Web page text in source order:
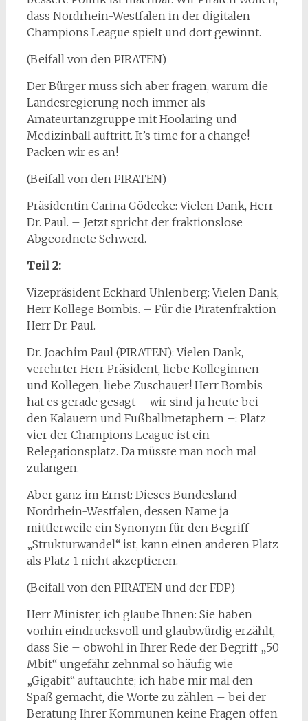
dass Nordrhein-Westfalen in der digitalen
Champions League spielt und dort gewinnt.
(Beifall von den PIRATEN)
Der Bürger muss sich aber fragen, warum die
Landesregierung noch immer als
Amateurtanzgruppe mit Hoolaring und
Medizinball auftritt. It’s time for a change!
Packen wir es an!
(Beifall von den PIRATEN)
Präsidentin Carina Gödecke: Vielen Dank, Herr
Dr. Paul. – Jetzt spricht der fraktionslose
Abgeordnete Schwerd.
Teil 2:
Vizepräsident Eckhard Uhlenberg: Vielen Dank,
Herr Kollege Bombis. – Für die Piratenfraktion
Herr Dr. Paul.
Dr. Joachim Paul (PIRATEN): Vielen Dank,
verehrter Herr Präsident, liebe Kolleginnen
und Kollegen, liebe Zuschauer! Herr Bombis
hat es gerade gesagt – wir sind ja heute bei
den Kalauern und Fußballmetaphern –: Platz
vier der Champions League ist ein
Relegationsplatz. Da müsste man noch mal
zulangen.
Aber ganz im Ernst: Dieses Bundesland
Nordrhein-Westfalen, dessen Name ja
mittlerweile ein Synonym für den Begriff
„Strukturwandel“ ist, kann einen anderen Platz
als Platz 1 nicht akzeptieren.
(Beifall von den PIRATEN und der FDP)
Herr Minister, ich glaube Ihnen: Sie haben
vorhin eindrucksvoll und glaubwürdig erzählt,
dass Sie – obwohl in Ihrer Rede der Begriff „50
Mbit“ ungefähr zehnmal so häufig wie
„Gigabit“ auftauchte; ich habe mir mal den
Spaß gemacht, die Worte zu zählen – bei der
Beratung Ihrer Kommunen keine Fragen offen